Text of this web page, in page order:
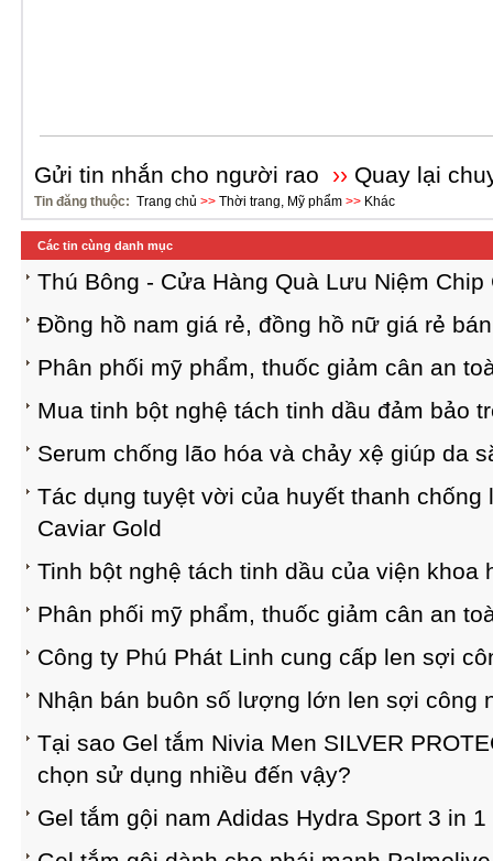
Gửi tin nhắn cho người rao ›› Quay lại
Tin đăng thuộc: Trang chủ >> Thời trang, Mỹ phẩm >> Khác
Các tin cùng danh mục
Thú Bông - Cửa Hàng Quà Lưu Niệm Chip
Đồng hồ nam giá rẻ, đồng hồ nữ giá rẻ
Phân phối mỹ phẩm, thuốc giảm cân an
Mua tinh bột nghệ tách tinh dầu đảm bảo
Serum chống lão hóa và chảy xệ giúp da
Tác dụng tuyệt vời của huyết thanh chống
Caviar Gold
Tinh bột nghệ tách tinh dầu của viện khoa
Phân phối mỹ phẩm, thuốc giảm cân an
Công ty Phú Phát Linh cung cấp len sợi
Nhận bán buôn số lượng lớn len sợi công
Tại sao Gel tắm Nivia Men SILVER
chọn sử dụng nhiều đến vậy?
Gel tắm gội nam Adidas Hydra Sport 3 in